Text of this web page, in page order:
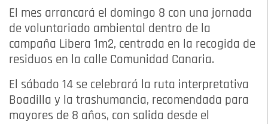
El mes arrancará el domingo 8 con una jornada
de voluntariado ambiental dentro de la
campaña Libera 1m2, centrada en la recogida de
residuos en la calle Comunidad Canaria.
El sábado 14 se celebrará la ruta interpretativa
Boadilla y la trashumancia, recomendada para
mayores de 8 años, con salida desde el